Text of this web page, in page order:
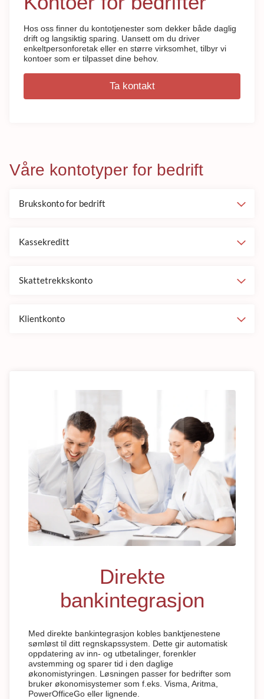
Hos oss finner du kontotjenester som dekker både daglig
drift og langsiktig sparing. Uansett om du driver
enkeltpersonforetak eller en større virksomhet, tilbyr vi
kontoer som er tilpasset dine behov.
Ta kontakt
Våre kontotyper for bedrift
Brukskonto for bedrift
Kassekreditt
Skattetrekkskonto
Klientkonto
Direkte
bankintegrasjon
Med direkte bankintegrasjon kobles banktjenestene
sømløst til ditt regnskapssystem. Dette gir automatisk
oppdatering av inn- og utbetalinger, forenkler
avstemming og sparer tid i den daglige
økonomistyringen. Løsningen passer for bedrifter som
bruker økonomisystemer som f.eks. Visma, Aritma,
PowerOfficeGo eller lignende.